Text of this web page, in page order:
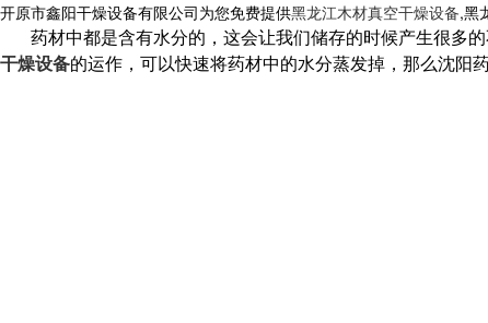
开原市鑫阳干燥设备有限公司为您免费提供黑龙江木材真空干燥设备,黑
药材中都是含有水分的，这会让我们储存的时候产生很多
干燥设备的运作，可以快速将药材中的水分蒸发掉，那么沈阳